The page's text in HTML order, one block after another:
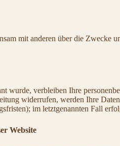
mit anderen über die
wurde, verbleiben Ihre
widerrufen, werden Ihre
im letztgenannten Fall
Website